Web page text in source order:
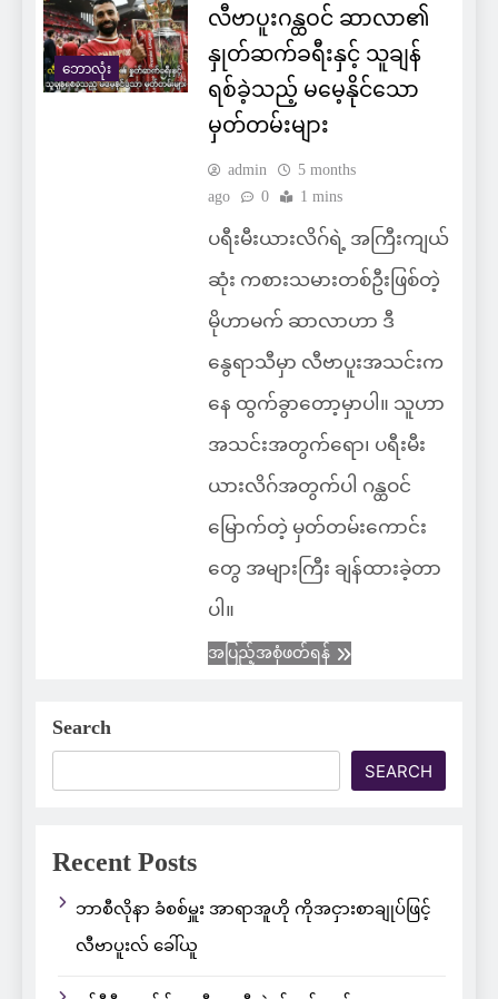
ဘောလုံး
လီဗာပူးဂန္ထဝင် ဆာလာ၏
နှုတ်ဆက်ခရီးနှင့် သူချန်
ရစ်ခဲ့သည့် မမေ့နိုင်သော
မှတ်တမ်းများ
admin
5 months
ago
0 1 mins
ပရီးမီးယားလိဂ်ရဲ့ အကြီးကျယ်
ဆုံး ကစားသမားတစ်ဦးဖြစ်တဲ့
မိုဟာမက် ဆာလာဟာ ဒီ
နွေရာသီမှာ လီဗာပူးအသင်းက
နေ ထွက်ခွာတော့မှာပါ။ သူဟာ
အသင်းအတွက်ရော၊ ပရီးမီး
ယားလိဂ်အတွက်ပါ ဂန္ထဝင်
မြောက်တဲ့ မှတ်တမ်းကောင်း
တွေ အများကြီး ချန်ထားခဲ့တာ
ပါ။
အပြည့်အစုံဖတ်ရန်
Search
SEARCH
Recent Posts
ဘာစီလိုနာ ခံစစ်မှူး အာရာအူဟို ကိုအငှားစာချုပ်ဖြင့်
လီဗာပူးလ် ခေါ်ယူ